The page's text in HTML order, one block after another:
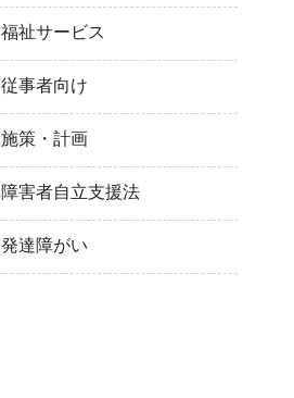
福祉サービス
従事者向け
施策・計画
障害者自立支援法
発達障がい